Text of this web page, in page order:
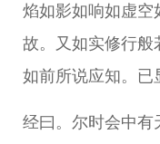
焰如影如响如虚空
故。又如实修行般
如前所说应知。已
经曰。尔时会中有